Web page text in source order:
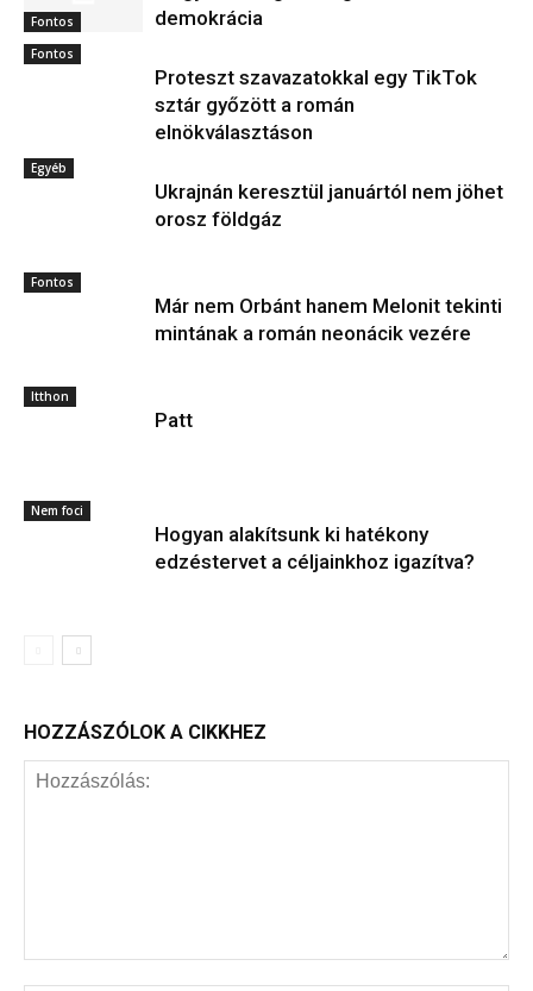
Fontos
demokrácia
Fontos
Proteszt szavazatokkal egy TikTok
sztár győzött a román
elnökválasztáson
Egyéb
Ukrajnán keresztül januártól nem jöhet
orosz földgáz
Fontos
Már nem Orbánt hanem Melonit tekinti
mintának a román neonácik vezére
Itthon
Patt
Nem foci
Hogyan alakítsunk ki hatékony
edzéstervet a céljainkhoz igazítva?
HOZZÁSZÓLOK A CIKKHEZ